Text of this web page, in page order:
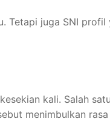
Tetapi juga SNI profil
kali. Salah
menimbulkan